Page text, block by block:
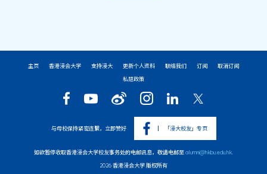
主页 香港浸会大学 支持浸大 更新个人资料 联络我们 订阅
取消订阅
私隐政策
与母校保持紧密连繫，立即赞好 「浸大校友」专页
如欲暂停收取香港浸会大学校友事务处的电邮讯息，敬请电邮至alumni@hkbu.edu.hk.
2026 香港浸会大学 版权所有